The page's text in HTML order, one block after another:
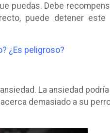
puedas. Debe
puede detener este
¿Es peligroso?
La ansiedad
demasiado a su